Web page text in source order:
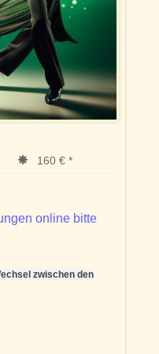
160 € *
online bitte
zwischen den